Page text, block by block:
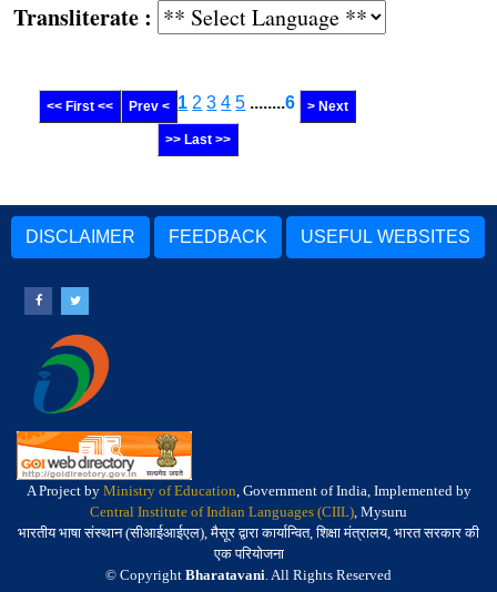
:
<< First << Prev < 1 2 3 4 5 ........6 > Next
>> Last >>
DISCLAIMER FEEDBACK USEFUL WEBSITES
A Project by Ministry of Education, Government of India, Implemented by
Central Institute of Indian Languages (CIIL), Mysuru
भारतीय भाषा संस्थान (सीआईआईएल), मैसूर द्वारा कार्यान्वित, शिक्षा मंत्रालय, भारत सरकार की
एक परियोजना
© Copyright Bharatavani. All Rights Reserved